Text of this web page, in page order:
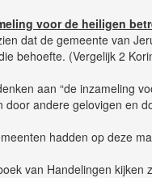
voor de heiligen
dat de gemeente van
behoefte. (Vergelijk 2
aan “de inzameling
door andere gelovigen en
hadden op deze
van Handelingen